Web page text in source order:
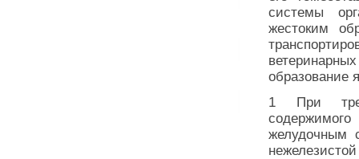
системы
жестоким
образование
1 При
желудочным